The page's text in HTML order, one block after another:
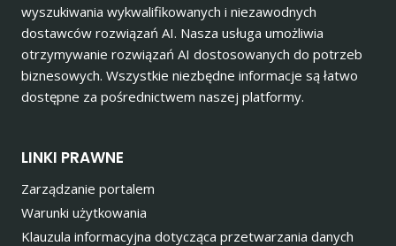
wyszukiwania wykwalifikowanych i niezawodnych
dostawców rozwiązań AI. Nasza usługa umożliwia
otrzymywanie rozwiązań AI dostosowanych do potrzeb
biznesowych. Wszystkie niezbędne informacje są łatwo
dostępne za pośrednictwem naszej platformy.
LINKI PRAWNE
Zarządzanie portalem
Warunki użytkowania
Klauzula informacyjna dotycząca przetwarzania danych